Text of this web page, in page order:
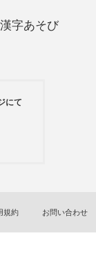
字あそび
にて
規約 お問い合わせ